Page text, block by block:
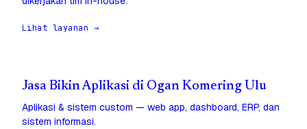
Lihat layanan →
Jasa Bikin Aplikasi di Ogan Komering Ulu
Aplikasi & sistem custom — web app, dashboard, ERP, dan
sistem informasi.